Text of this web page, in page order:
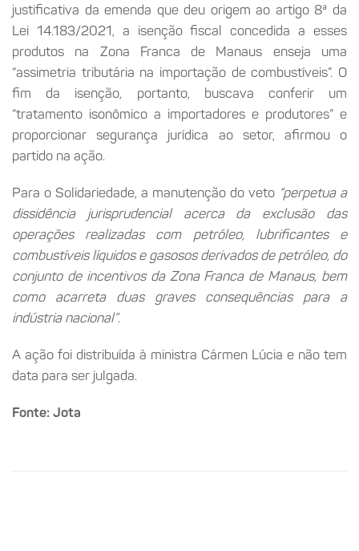
justificativa da emenda que deu origem ao artigo 8ª da
Lei 14.183/2021, a isenção fiscal concedida a esses
produtos na Zona Franca de Manaus enseja uma
“assimetria tributária na importação de combustíveis”. O
fim da isenção, portanto, buscava conferir um
“tratamento isonômico a importadores e produtores” e
proporcionar segurança jurídica ao setor, afirmou o
partido na ação.
Para o Solidariedade, a manutenção do veto “perpetua a
dissidência jurisprudencial acerca da exclusão das
operações realizadas com petróleo, lubrificantes e
combustíveis líquidos e gasosos derivados de petróleo, do
conjunto de incentivos da Zona Franca de Manaus, bem
como acarreta duas graves consequências para a
indústria nacional”.
A ação foi distribuída à ministra Cármen Lúcia e não tem
data para ser julgada.
Fonte: Jota